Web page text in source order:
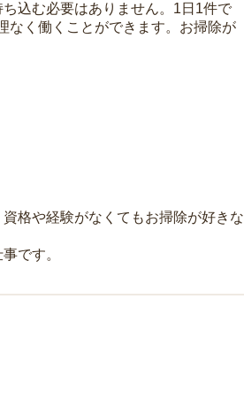
込む必要はありません。1日1件で
なく働くことができます。お掃除が
格や経験がなくてもお掃除が好きな
です。